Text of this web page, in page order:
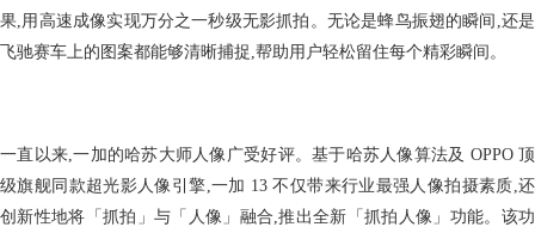
果,用高速成像实现万分之一秒级无影抓拍。无论是蜂鸟振翅的瞬间,还是
飞驰赛车上的图案都能够清晰捕捉,帮助用户轻松留住每个精彩瞬间。
一直以来,一加的哈苏大师人像广受好评。基于哈苏人像算法及 OPPO 顶
级旗舰同款超光影人像引擎,一加 13 不仅带来行业最强人像拍摄素质,还
创新性地将「抓拍」与「人像」融合,推出全新「抓拍人像」功能。该功